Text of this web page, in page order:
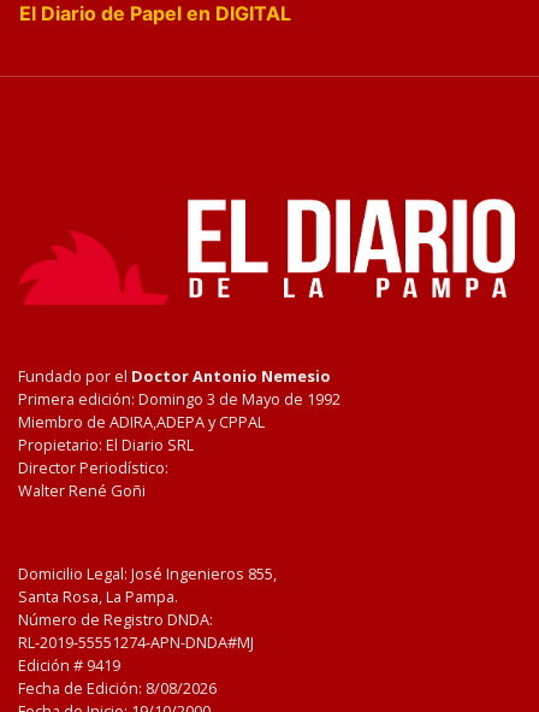
El Diario de Papel en DIGITAL
Fundado por el Doctor Antonio Nemesio
Primera edición: Domingo 3 de Mayo de 1992
Miembro de ADIRA,ADEPA y CPPAL
Propietario: El Diario SRL
Director Periodístico:
Walter René Goñi
Domicilio Legal: José Ingenieros 855,
Santa Rosa, La Pampa.
Número de Registro DNDA:
RL-2019-55551274-APN-DNDA#MJ
Edición # 9419
Fecha de Edición: 8/08/2026